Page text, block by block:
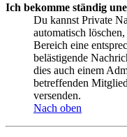
Ich bekomme ständig
Du kannst Private
automatisch
Bereich eine
belästigende
dies auch einem
betreffenden
versenden.
Nach oben